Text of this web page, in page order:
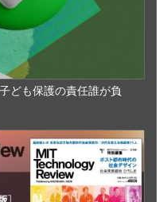
ども保護の責任誰が負